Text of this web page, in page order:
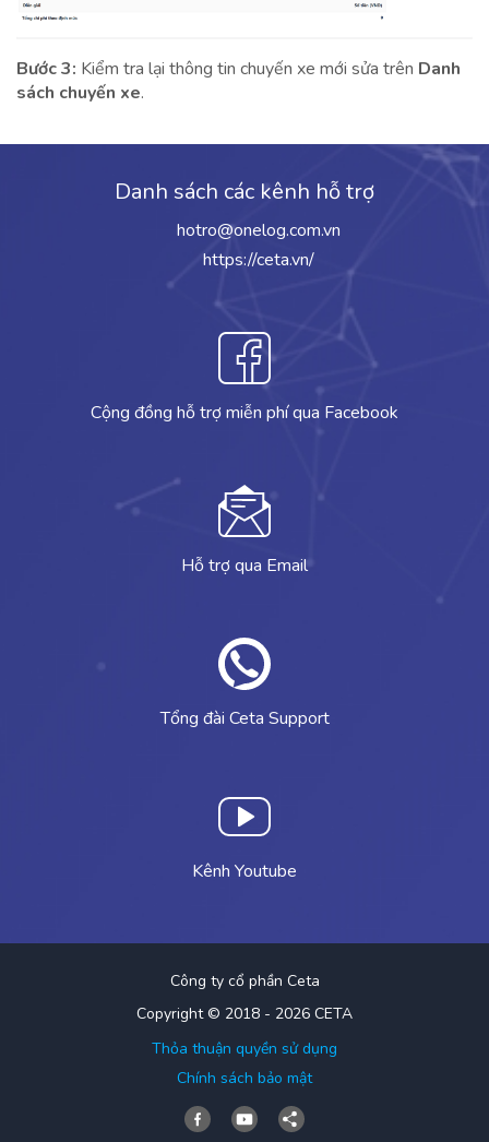
Bước 3: Kiểm tra lại thông tin chuyến xe mới sửa trên Danh
sách chuyến xe.
Danh sách các kênh hỗ trợ
hotro@onelog.com.vn
https://ceta.vn/
Cộng đồng hỗ trợ miễn phí qua Facebook
Hỗ trợ qua Email
Tổng đài Ceta Support
Kênh Youtube
Công ty cổ phần Ceta
Copyright © 2018 - 2026 CETA
Thỏa thuận quyền sử dụng
Chính sách bảo mật